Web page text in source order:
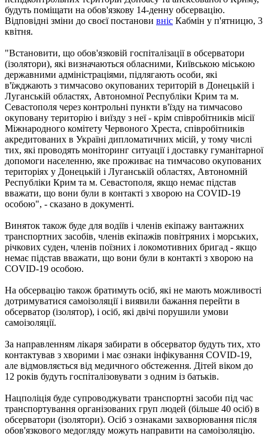
будуть поміщати на обов'язкову 14-денну обсервацію.
Відповідні зміни до своєї постанови вніс Кабмін у п'ятницю, 3
квітня.
"Встановити, що обов'язковій госпіталізації в обсерватори
(ізолятори), які визначаються обласними, Київською міською
державними адміністраціями, підлягають особи, які
в'їжджають з тимчасово окупованих територій в Донецькій і
Луганській областях, Автономної Республіки Крим та м.
Севастополя через контрольні пункти в'їзду на тимчасово
окуповану територію і виїзду з неї - крім співробітників місії
Міжнародного комітету Червоного Хреста, співробітників
акредитованих в Україні дипломатичних місій, у тому числі
тих, які проводять моніторинг ситуації і доставку гуманітарної
допомоги населенню, яке проживає на тимчасово окупованих
територіях у Донецькій і Луганській областях, Автономній
Республіки Крим та м. Севастополя, якщо немає підстав
вважати, що вони були в контакті з хворою на COVID-19
особою", - сказано в документі.
Виняток також буде для водіїв і членів екіпажу вантажних
транспортних засобів, членів екіпажів повітряних і морських,
річкових суден, членів поїзних і локомотивних бригад - якщо
немає підстав вважати, що вони були в контакті з хворою на
COVID-19 особою.
На обсервацію також братимуть осіб, які не мають можливості
дотримуватися самоізоляції і виявили бажання перейти в
обсерватор (ізолятор), і осіб, які двічі порушили умови
самоізоляції.
За направленням лікаря забирати в обсерватор будуть тих, хто
контактував з хворими і має ознаки інфікування COVID-19,
але відмовляється від медичного обстеження. Дітей віком до
12 років будуть госпіталізовувати з одним із батьків.
Нацполіція буде супроводжувати транспортні засоби під час
транспортування організованих груп людей (більше 40 осіб) в
обсерватори (ізолятори). Осіб з ознаками захворювання після
обов'язкового медогляду можуть направити на самоізоляцію.